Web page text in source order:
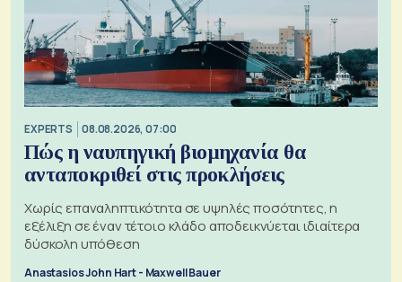
EXPERTS 08.08.2026, 07:00
Πώς η ναυπηγική βιομηχανία θα
ανταποκριθεί στις προκλήσεις
Χωρίς επαναληπτικότητα σε υψηλές ποσότητες, η
εξέλιξη σε έναν τέτοιο κλάδο αποδεικνύεται ιδιαίτερα
δύσκολη υπόθεση
Anastasios John Hart - Maxwell Bauer